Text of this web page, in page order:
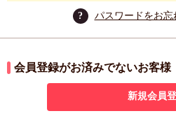
? パスワードをお忘
会員登録がお済みでないお客様
新規会員